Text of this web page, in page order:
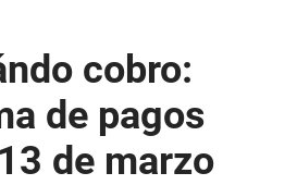
cobro:
de pagos
de marzo